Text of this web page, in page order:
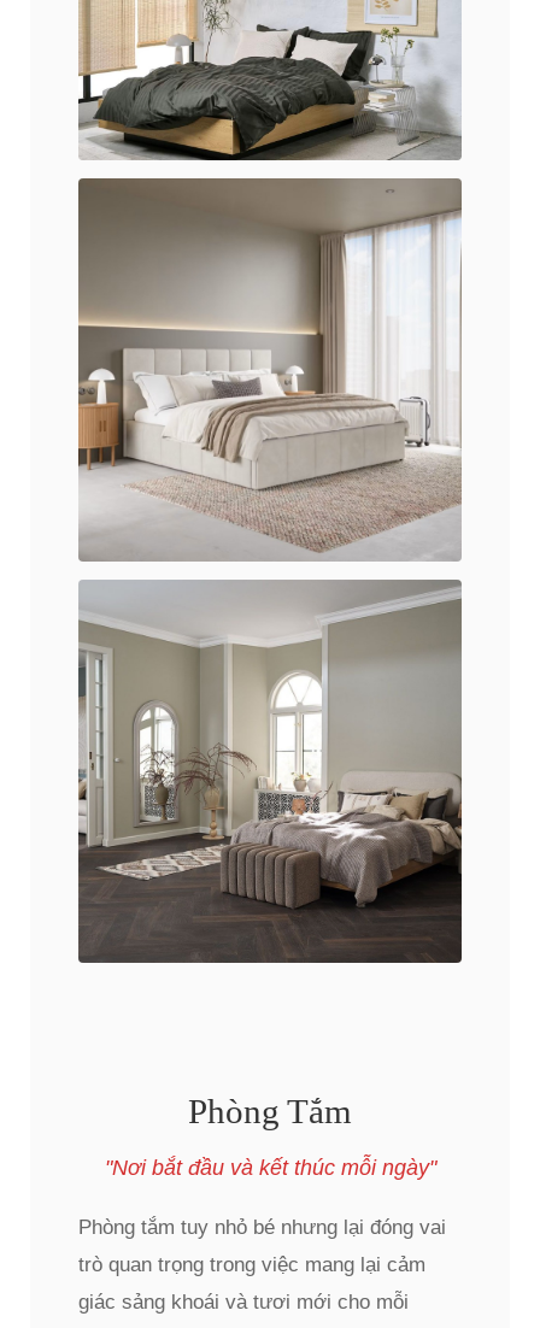
Phòng Tắm
"Nơi bắt đầu và kết thúc mỗi ngày"
Phòng tắm tuy nhỏ bé nhưng lại đóng vai
trò quan trọng trong việc mang lại cảm
giác sảng khoái và tươi mới cho mỗi